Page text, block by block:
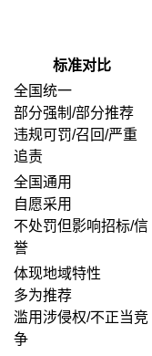
标准对比
全国统一
部分强制/部分推荐
违规可罚/召回/严重
追责
全国通用
自愿采用
不处罚但影响招标/信
誉
体现地域特性
多为推荐
滥用涉侵权/不正当竞
争